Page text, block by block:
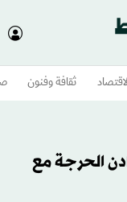
ثقافة وفنون
الحرجة مع